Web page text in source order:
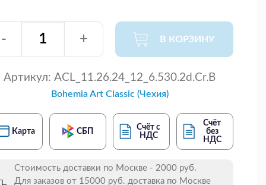
- + В КОРЗИНУ
Артикул: ACL_11.26.24_12_6.530.2d.Cr.B
Bohemia Art Classic (Чехия)
Карта СБП
Счёт с
НДС
Счёт
без
НДС
Стоимость доставки по Москве - 2000 руб.
Для заказов от 15000 руб. доставка по Москве